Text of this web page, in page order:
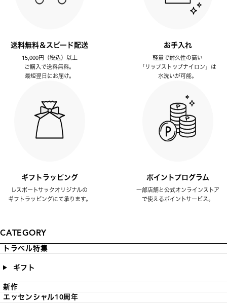
送料無料＆スピード配送
15,000円（税込）以上
ご購入で送料無料。
最短翌日にお届け。
お手入れ
軽量で耐久性の高い
「リップストップナイロン」は
水洗いが可能。
ギフトラッピング
レスポートサックオリジナルの
ギフトラッピングにて承ります。
ポイントプログラム
一部店舗と公式オンラインストア
で使えるポイントサービス。
CATEGORY
トラベル特集
ギフト
新作
エッセンシャル10周年